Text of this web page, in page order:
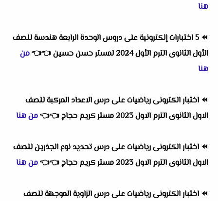
هنا
⏪ 5 اختبارات إلكترونية على دروس الوحدة الرابعة هندسة للصف
الأول الثانوى الترم الأول 2024 لمستر حسن حسين
👈
👈من
هنا
⏪ اختبار الكترونى رياضيات على درس الاعداد المركبة للصف
الاول الثانوى الترم الاول 2023 مستر كريم حجاج
👈
👈من هنا
⏪ اختبار الكترونى رياضيات على درس تحديد نوع الجذرين للصف
الاول الثانوى الترم الاول 2023 مستر كريم حجاج
👈
👈من هنا
⏪ اختبار الكترونى رياضيات على درس الزاوية الموجهة للصف